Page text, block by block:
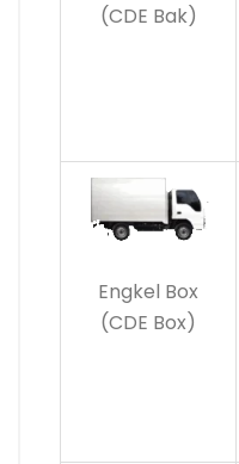
(CDE Bak)
Engkel Box
(CDE Box)